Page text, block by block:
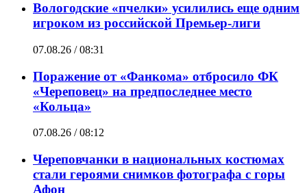
Вологодские «пчелки» усилились еще одним
игроком из российской Премьер-лиги
07.08.26 / 08:31
Поражение от «Фанкома» отбросило ФК
«Череповец» на предпоследнее место
«Кольца»
07.08.26 / 08:12
Череповчанки в национальных костюмах
стали героями снимков фотографа с горы
Афон